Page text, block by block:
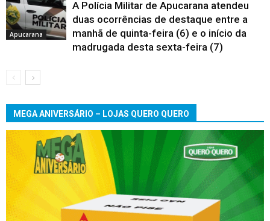
Apucarana
A Polícia Militar de Apucarana atendeu
duas ocorrências de destaque entre a
manhã de quinta-feira (6) e o início da
madrugada desta sexta-feira (7)
MEGA ANIVERSÁRIO – LOJAS QUERO QUERO